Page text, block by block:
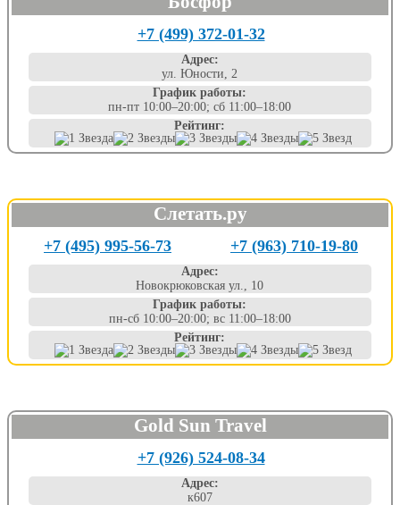
+7 (499) 372-01-32
Адрес:
ул. Юности, 2
График работы:
пн-пт 10:00–20:00; сб 11:00–18:00
Рейтинг:
Слетать.ру
+7 (495) 995-56-73 +7 (963) 710-19-80
Адрес:
Новокрюковская ул., 10
График работы:
пн-сб 10:00–20:00; вс 11:00–18:00
Рейтинг:
Gold Sun Travel
+7 (926) 524-08-34
Адрес:
к607